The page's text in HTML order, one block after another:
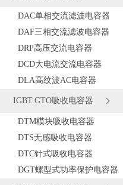
DAC单相交流滤波电容器
DAF三相交流滤波电容器
DRP高压交流电容器
DCD大电流交流电容器
DLA高纹波AC电容器
IGBT.GTO吸收电容器
DTM模块吸收电容器
DTS无感吸收电容器
DTC针式吸收电容器
DGT螺型式功率保护电容器